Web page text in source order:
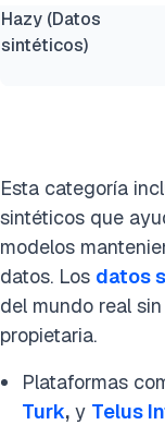
Hazy (Datos
sintéticos)
Esta categoría
sintéticos que
modelos
datos. Los datos
del mundo real
propietaria.
Plataformas
Turk, y Telus